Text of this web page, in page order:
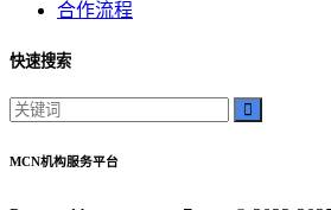
合作流程
快速搜索
MCN机构服务平台